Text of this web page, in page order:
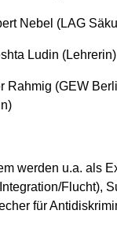
Nebel (LAG
Ludin (Lehrerin)
Rahmig (GEW
werden u.a. als
Flucht),
für